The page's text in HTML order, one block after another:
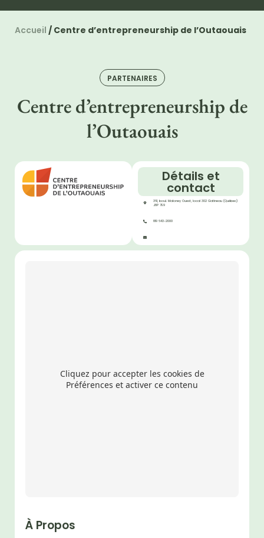
Accueil / Centre d’entrepreneurship de l’Outaouais
PARTENAIRES
Centre d’entrepreneurship de
l’Outaouais
Détails et
contact
361, boul. Maloney Ouest, local 302 Gatineau (Québec)
J8P 7E9
819 643-2000
Cliquez pour accepter les cookies de
Préférences et activer ce contenu
À Propos